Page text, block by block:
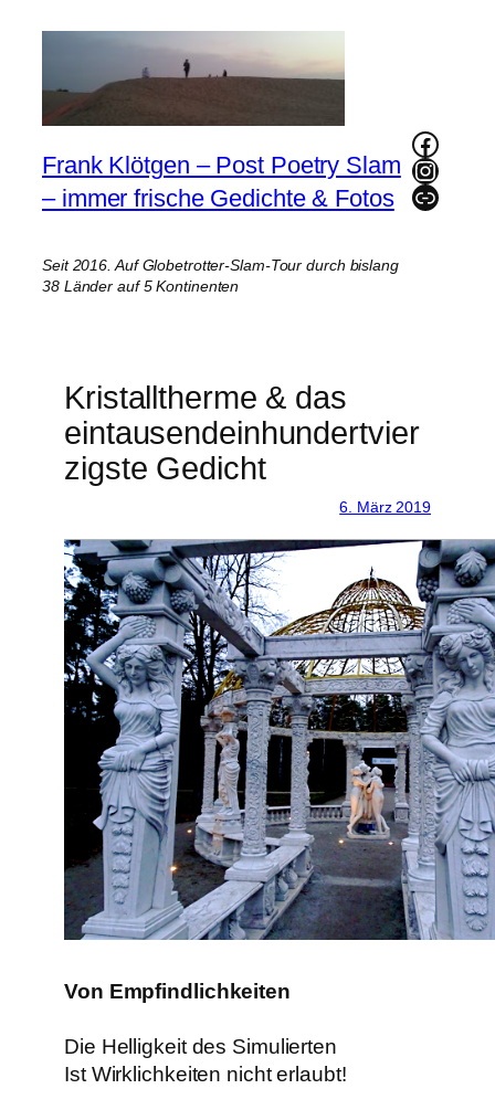
Frank Klötgen – Post Poetry Slam
– immer frische Gedichte & Fotos
Seit 2016. Auf Globetrotter-Slam-Tour durch bislang
38 Länder auf 5 Kontinenten
Link
Kristalltherme & das
eintausendeinhundertvier
zigste Gedicht
6. März 2019
Von Empfindlichkeiten
Die Helligkeit des Simulierten
Ist Wirklichkeiten nicht erlaubt!